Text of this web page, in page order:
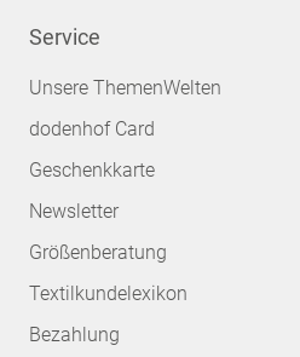
Service
Unsere ThemenWelten
dodenhof Card
Geschenkkarte
Newsletter
Größenberatung
Textilkundelexikon
Bezahlung